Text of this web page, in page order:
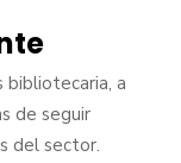
bibliotecaria, a
de seguir
del sector.